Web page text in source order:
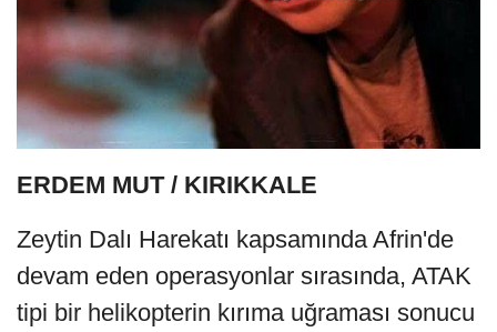
ERDEM MUT / KIRIKKALE
Zeytin Dalı Harekatı kapsamında Afrin'de
devam eden operasyonlar sırasında, ATAK
tipi bir helikopterin kırıma uğraması sonucu